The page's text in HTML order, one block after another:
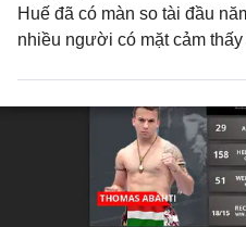
Huế đã có màn so tài đầu
nhiều người có mặt cảm thấy